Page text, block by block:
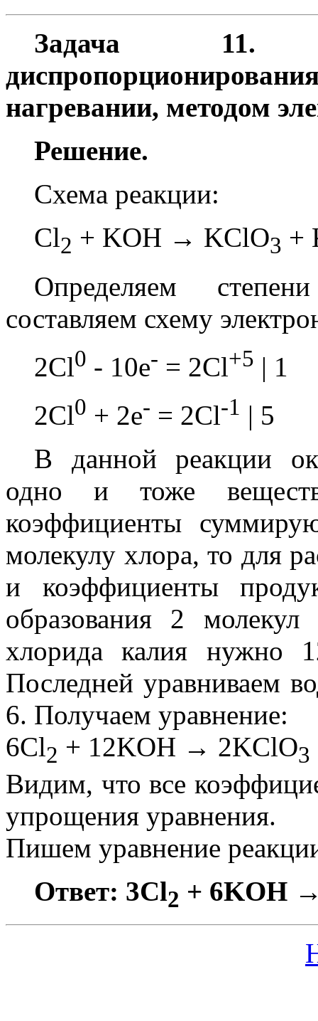
Задача 11.
нагревании, методом
Решение.
Схема реакции:
Cl2 + KOH → KClO3 +
Определяем
составляем схему
2Cl0 - 10e- = 2Cl+5 | 1
2Cl0 + 2e- = 2Cl-1 | 5
В данной реакции
одно и тоже
коэффициенты
молекулу хлора, то для
и коэффициенты
образования 2
хлорида калия нужно
Последней уравниваем
6. Получаем уравнение:
6Cl2 + 12KOH → 2KClO3
Видим, что все
упрощения уравнения.
Пишем уравнение
Ответ: 3Cl2 + 6KOH